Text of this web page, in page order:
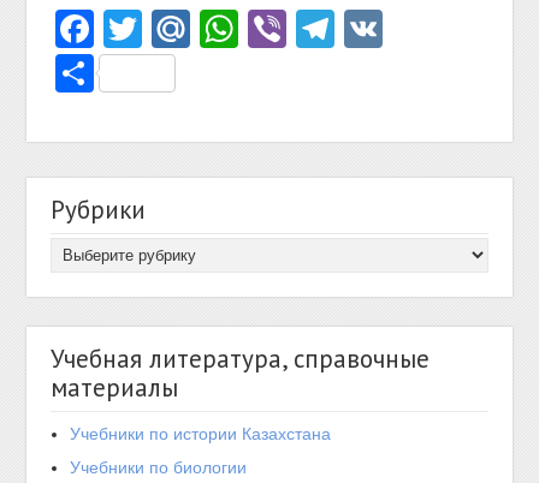
Facebook
TwitterMail.Ru
WhatsApp
ViberTelegram
Отправить
Рубрики
Учебная литература, справочные
материалы
Учебники по истории Казахстана
Учебники по биологии